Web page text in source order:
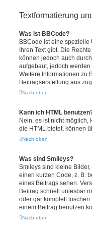
Textformatierung
Was ist BBCode?
BBCode ist eine
Ihren Text gibt. Die
können jedoch auch
aufgebaut, jedoch werden
Weitere Informationen zu
Beitragserstellung aus
Nach oben
Kann ich HTML
Nein, es ist nicht
die HTML bietet, können
Nach oben
Was sind Smileys?
Smileys sind kleine
einen kurzen Code, z. B.
eines Beitrags sehen.
Beitrag schnell unlesbar
oder gar komplett
einem Beitrag benutzen
Nach oben